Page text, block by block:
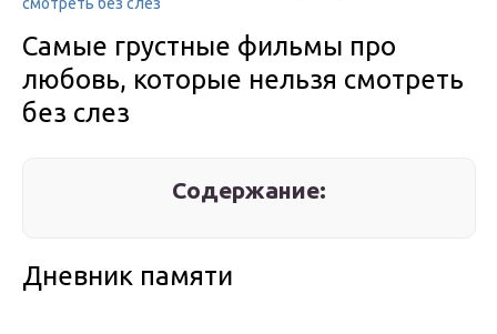
Самые грустные фильмы про
любовь, которые нельзя смотреть
без слез
Содержание:
Дневник памяти